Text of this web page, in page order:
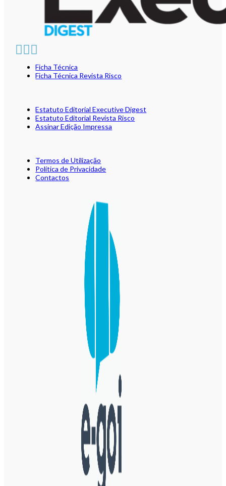
Ficha Técnica
Ficha Técnica Revista Risco
Estatuto Editorial Executive Digest
Estatuto Editorial Revista Risco
Assinar Edição Impressa
Termos de Utilização
Política de Privacidade
Contactos